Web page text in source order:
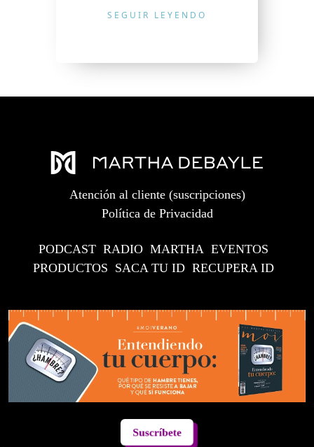
SEGUIR LEYENDO
Atención al cliente (suscripciones)
Política de Privacidad
PODCAST RADIO MARTHA EVENTOS
PRODUCTOS SACA TU ID RECUPERA ID
Suscríbete